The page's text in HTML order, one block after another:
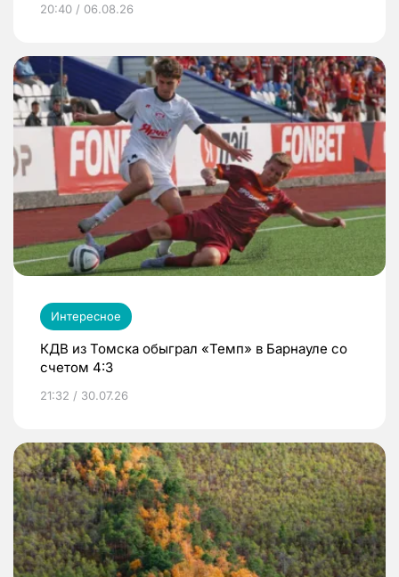
20:40 / 06.08.26
Интересное
КДВ из Томска обыграл «Темп» в Барнауле со
счетом 4:3
21:32 / 30.07.26